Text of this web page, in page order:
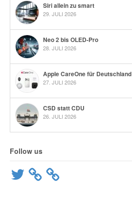
Siri allein zu smart
29. JULI 2026
Neo 2 bis OLED-Pro
28. JULI 2026
Apple CareOne für Deutschland
27. JULI 2026
CSD statt CDU
26. JULI 2026
Follow us
Twitter